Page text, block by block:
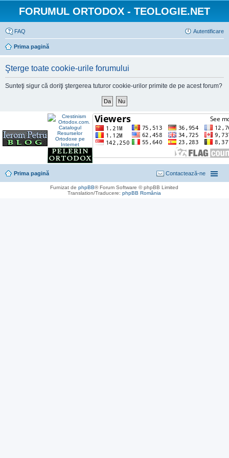
FORUMUL ORTODOX - TEOLOGIE.NET
FAQ Autentificare
Prima pagină
Şterge toate cookie-urile forumului
Sunteţi sigur că doriţi ştergerea tuturor cookie-urilor primite de pe acest forum?
Prima pagină Contactează-ne
Furnizat dephpBB® Forum Software © phpBB Limited
Translation/Traducere:phpBB România